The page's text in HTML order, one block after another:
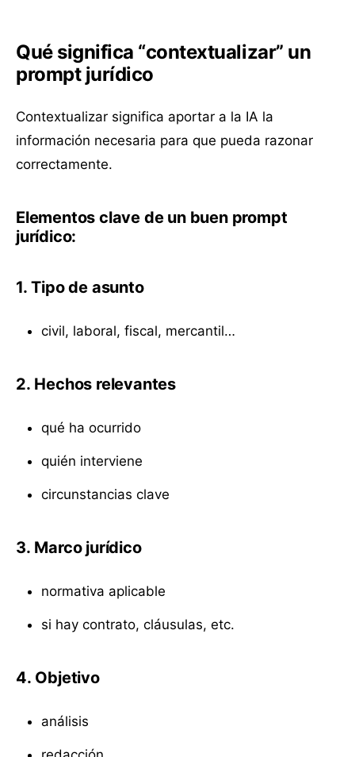
Qué significa “contextualizar” un
prompt jurídico
Contextualizar significa aportar a la IA la
información necesaria para que pueda razonar
correctamente.
Elementos clave de un buen prompt
jurídico:
1. Tipo de asunto
civil, laboral, fiscal, mercantil…
2. Hechos relevantes
qué ha ocurrido
quién interviene
circunstancias clave
3. Marco jurídico
normativa aplicable
si hay contrato, cláusulas, etc.
4. Objetivo
análisis